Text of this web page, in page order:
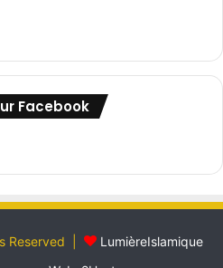
Facebook
Reserved |
LumièreIslamique